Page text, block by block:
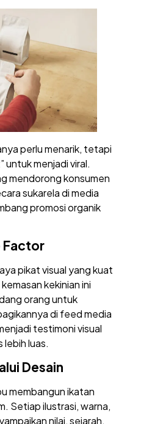
perlu menarik, tetapi
untuk menjadi viral.
mendorong konsumen
sukarela di media
promosi organik
Factor
pikat visual yang kuat
kekinian ini
orang untuk
di feed media
testimoni visual
lebih luas.
Desain
membangun ikatan
Setiap ilustrasi, warna,
nilai, sejarah,